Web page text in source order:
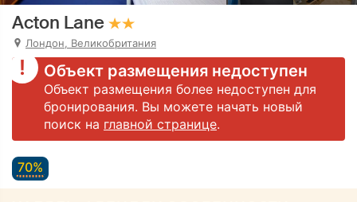
Acton Lane
Лондон, Великобритания
Объект размещения недоступен
Объект размещения более недоступен для
бронирования. Вы можете начать новый
поиск на главной страницe.
70%